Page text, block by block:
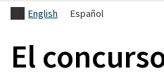
English
Español
El